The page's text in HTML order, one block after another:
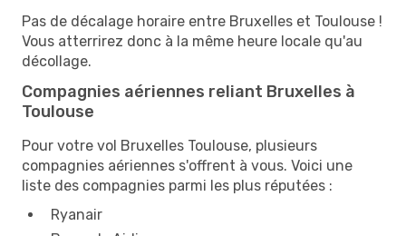
Pas de décalage horaire entre Bruxelles et Toulouse !
Vous atterrirez donc à la même heure locale qu'au
décollage.
Compagnies aériennes reliant Bruxelles à
Toulouse
Pour votre vol Bruxelles Toulouse, plusieurs
compagnies aériennes s'offrent à vous. Voici une
liste des compagnies parmi les plus réputées :
Ryanair